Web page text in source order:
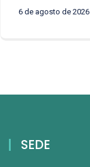
6 de agosto de 2026
SEDE